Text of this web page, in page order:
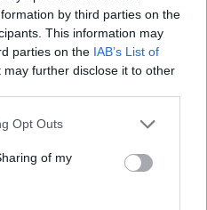
by third parties on the
This information may
parties on the IAB’s List of
may further disclose it to other
Opt Outs
of my